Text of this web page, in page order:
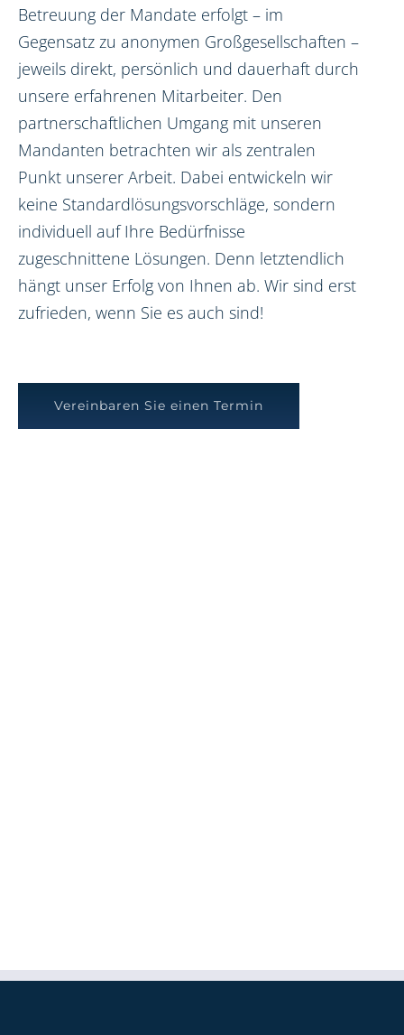
Betreuung der Mandate erfolgt – im
Gegensatz zu anonymen Großgesellschaften –
jeweils direkt, persönlich und dauerhaft durch
unsere erfahrenen Mitarbeiter. Den
partnerschaftlichen Umgang mit unseren
Mandanten betrachten wir als zentralen
Punkt unserer Arbeit. Dabei entwickeln wir
keine Standardlösungsvorschläge, sondern
individuell auf Ihre Bedürfnisse
zugeschnittene Lösungen. Denn letztendlich
hängt unser Erfolg von Ihnen ab. Wir sind erst
zufrieden, wenn Sie es auch sind!
Vereinbaren Sie einen Termin